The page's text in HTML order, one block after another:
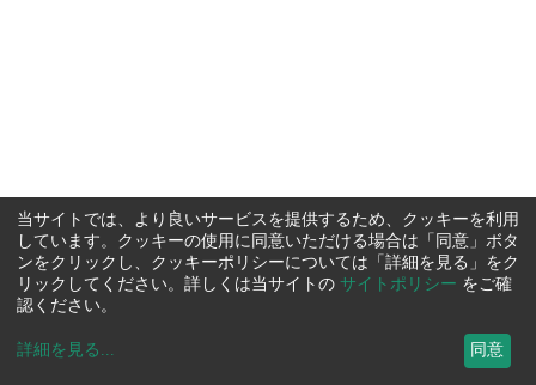
当サイトでは、より良いサービスを提供するため、クッキーを利用
しています。クッキーの使用に同意いただける場合は「同意」ボタ
ンをクリックし、クッキーポリシーについては「詳細を見る」をク
リックしてください。詳しくは当サイトの サイトポリシー をご確
認ください。
詳細を見る ... 同意